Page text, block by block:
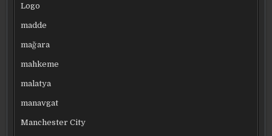
Logo
madde
mağara
mahkeme
malatya
manavgat
Manchester City